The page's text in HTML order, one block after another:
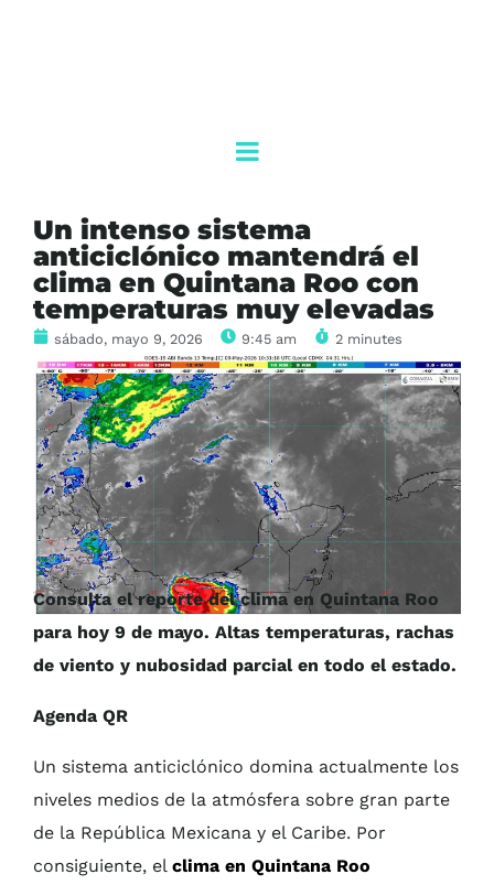
Un intenso sistema
anticiclónico mantendrá el
clima en Quintana Roo con
temperaturas muy elevadas
sábado, mayo 9, 2026 9:45 am 2 minutes
Consulta el reporte del clima en Quintana Roo
para hoy 9 de mayo. Altas temperaturas, rachas
de viento y nubosidad parcial en todo el estado.
Agenda QR
Un sistema anticiclónico domina actualmente los
niveles medios de la atmósfera sobre gran parte
de la República Mexicana y el Caribe. Por
consiguiente, el clima en Quintana Roo